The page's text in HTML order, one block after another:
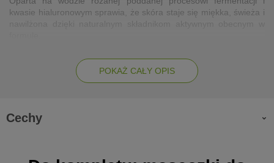
kwasie hialuronowym sprawia, że skóra staje się miękka, świeża i
działa zmiękczająco i wygładzająco
POKAŻ CAŁY OPIS
Cechy